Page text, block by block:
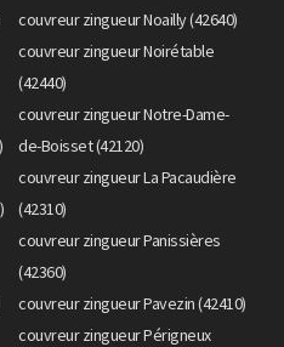
couvreur zingueur Noailly (42640)
couvreur zingueur Noirétable
(42440)
couvreur zingueur Notre-Dame-
de-Boisset (42120)
couvreur zingueur La Pacaudière
(42310)
couvreur zingueur Panissières
(42360)
couvreur zingueur Pavezin (42410)
couvreur zingueur Périgneux